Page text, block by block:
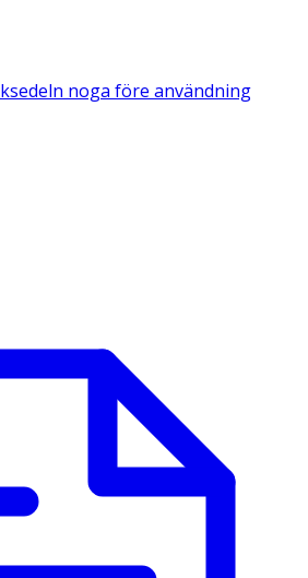
noga före användning